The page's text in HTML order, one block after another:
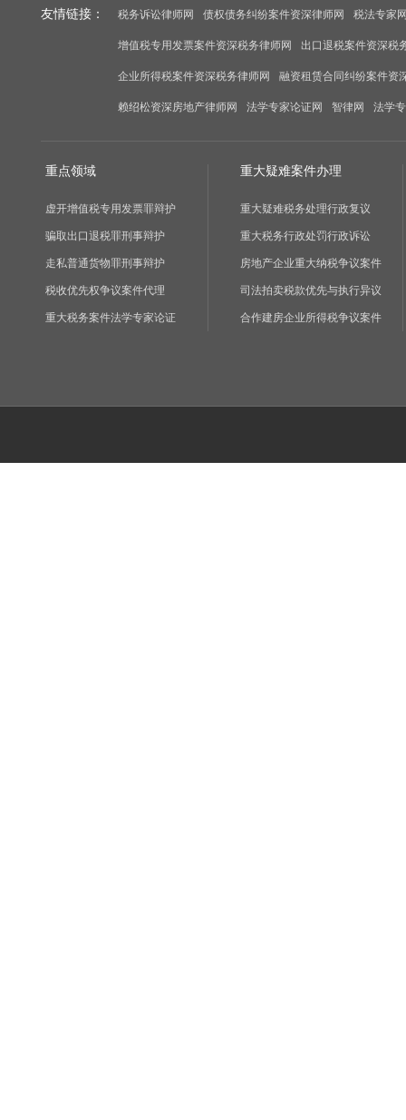
友情链接： 税务诉讼律师网 债权债务纠纷案件资深律师网 税法专家
增值税专用发票案件资深税务律师网 出口退税案件资深税
企业所得税案件资深税务律师网 融资租赁合同纠纷案件资
赖绍松资深房地产律师网 法学专家论证网 智律网 法学
重点领域
虚开增值税专用发票罪辩护
骗取出口退税罪刑事辩护
走私普通货物罪刑事辩护
税收优先权争议案件代理
重大税务案件法学专家论证
重大疑难案件办理
重大疑难税务处理行政复议
重大税务行政处罚行政诉讼
房地产企业重大纳税争议案件
司法拍卖税款优先与执行异议
合作建房企业所得税争议案件